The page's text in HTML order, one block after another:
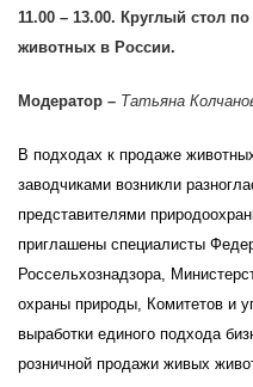
11.00 – 13.00. Круглый стол
животных в России.
Модератор – Татьяна
В подходах к продаже
заводчиками возникли
представителями
приглашены специалисты
Россельхознадзора,
охраны природы, Комитетов и
выработки единого подхода
розничной продажи живых